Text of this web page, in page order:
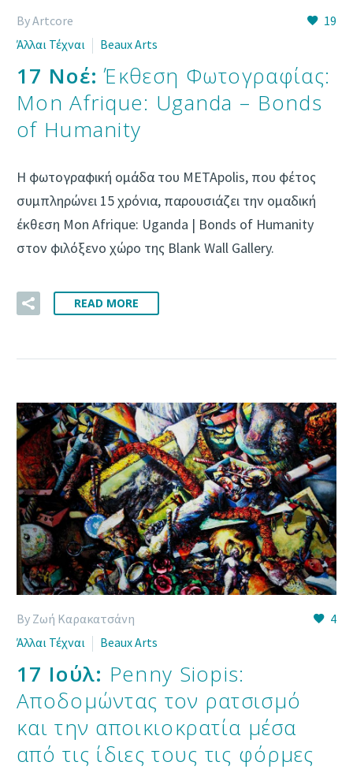
19
By Artcore
Άλλαι Τέχναι
Beaux Arts
17 Νοέ:Έκθεση Φωτογραφίας:
Mon Afrique: Uganda – Bonds
of Humanity
Η φωτογραφική ομάδα του METApolis, που φέτος
συμπληρώνει 15 χρόνια, παρουσιάζει την ομαδική
έκθεση Mon Afrique: Uganda | Bonds of Humanity
στον φιλόξενο χώρο της Blank Wall Gallery.
READ MORE
4
By Ζωή Καρακατσάνη
Άλλαι Τέχναι
Beaux Arts
17 Ιούλ: Penny Siopis:
Aποδομώντας τον ρατσισμό
και την αποικιοκρατία μέσα
από τις ίδιες τους τις φόρμες